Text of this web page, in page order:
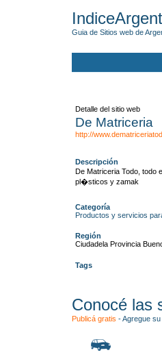
Guia de Sitios web de
Detalle del sitio web
De Matriceria
http://
Descripción
De Matriceria Todo, todo
pl�sticos y zamak
Categoría
Productos y servicios
Región
Ciudadela Provincia
Tags
Conocé las
Publicá gratis -Agregue su